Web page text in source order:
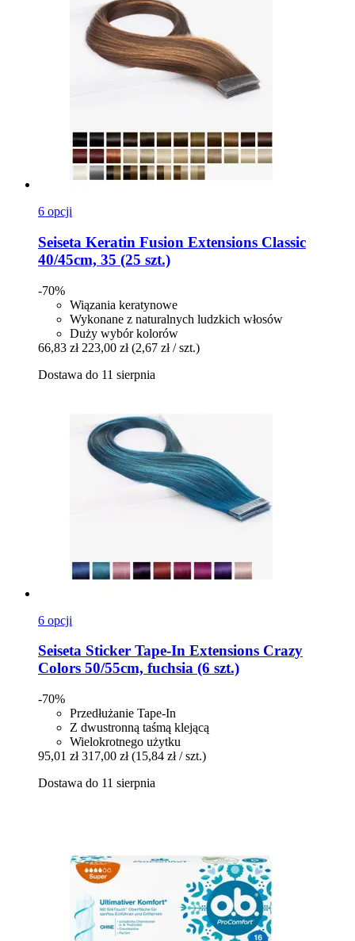
6 opcji
Seiseta Keratin Fusion Extensions Classic
40/45cm, 35 (25 szt.)
-70%
Wiązania keratynowe
Wykonane z naturalnych ludzkich włosów
Duży wybór kolorów
66,83 zł 223,00 zł (2,67 zł / szt.)
Dostawa do 11 sierpnia
6 opcji
Seiseta Sticker Tape-​In Extensions Crazy
Colors 50/55cm, fuchsia (6 szt.)
-70%
Przedłużanie Tape-In
Z dwustronną taśmą klejącą
Wielokrotnego użytku
95,01 zł 317,00 zł (15,84 zł / szt.)
Dostawa do 11 sierpnia